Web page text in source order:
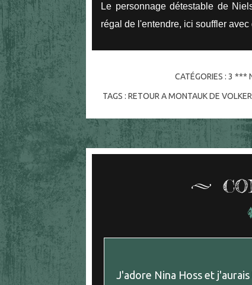
Le personnage détestable de
régal de l'entendre, ici souffler
CATÉGORIES : 3 ***
TAGS :RETOUR A MONTAUK DE
J'adore Nina Hoss et